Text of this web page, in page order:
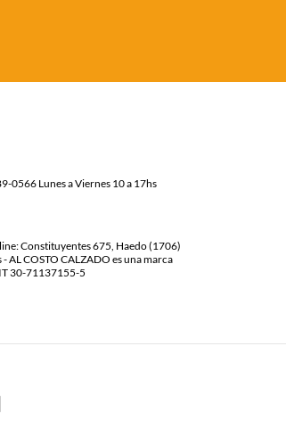
0566 Lunes a Viernes 10 a 17hs
Constituyentes 675, Haedo (1706)
AL COSTO CALZADO es una marca
30-71137155-5